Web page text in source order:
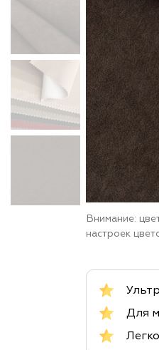
Внимание:
настроек
Для